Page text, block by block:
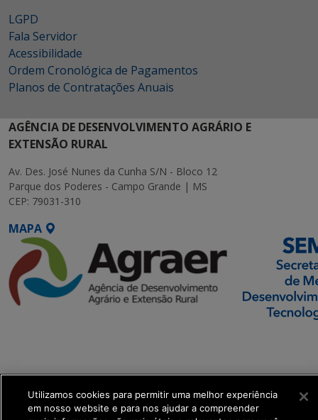
LGPD
Fala Servidor
Acessibilidade
Ordem Cronológica de Pagamentos
Planos de Contratações Anuais
AGÊNCIA DE DESENVOLVIMENTO AGRÁRIO E
EXTENSÃO RURAL
Av. Des. José Nunes da Cunha S/N - Bloco 12
Parque dos Poderes - Campo Grande | MS
CEP: 79031-310
MAPA
Transformação Digital
get_footer();
Utilizamos cookies para permitir uma melhor experiência
em nosso website e para nos ajudar a compreender